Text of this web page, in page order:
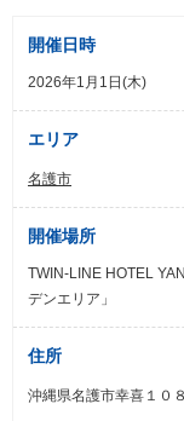
開催日時
2026年1月1日(木)
エリア
名護市
開催場所
TWIN-LINE HOTEL
デンエリア」
住所
沖縄県名護市幸喜１０８